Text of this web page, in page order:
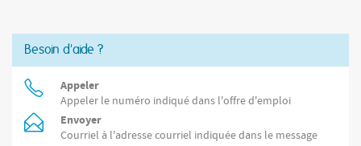
Besoin d'aide ?
Appeler
Appeler le numéro indiqué dans l'offre d'emploi
Envoyer
Courriel à l'adresse courriel indiquée dans le message